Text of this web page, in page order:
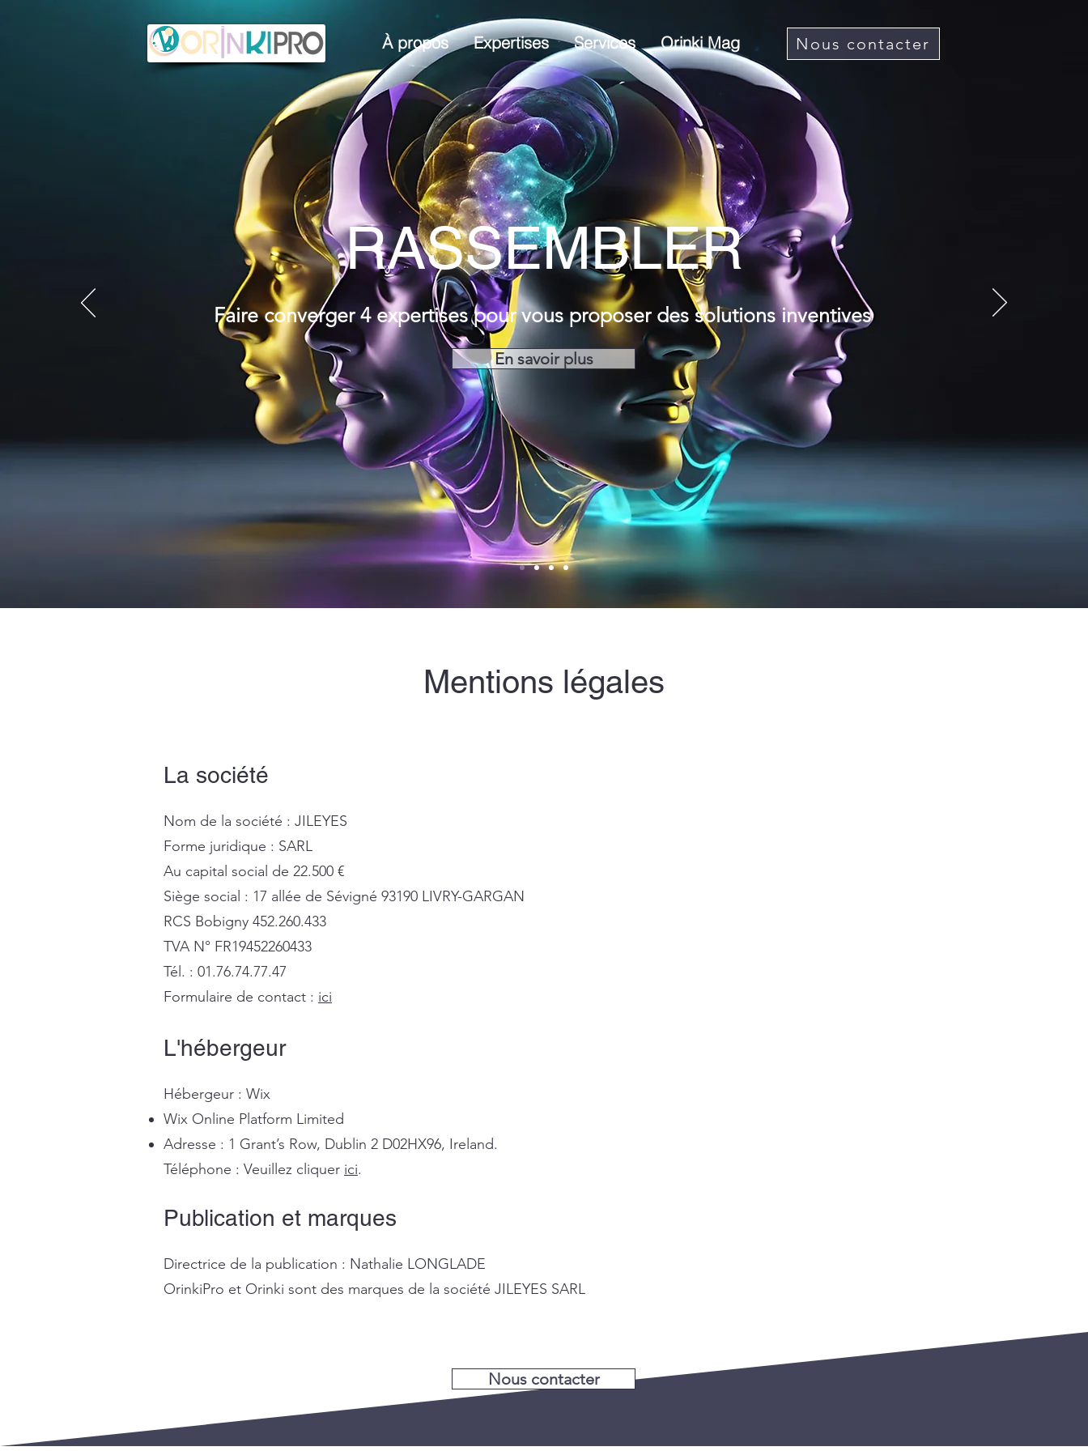
RASSEMBLER
Faire converger 4 expertises pour vous proposer des solutions inventives
En savoir plus
À propos Expertises Services Orinki Mag Nous contacter
Mentions légales
La société
Nom de la société : JILEYES
Forme juridique : SARL
Au capital social de 22.500 €
Siège social : 17 allée de Sévigné 93190 LIVRY-GARGAN
RCS Bobigny 452.260.433
TVA N° FR19452260433
Tél. : 01.76.74.77.47
Formulaire de contact : ici
L'hébergeur
Hébergeur : Wix
Wix Online Platform Limited
Adresse : 1 Grant’s Row, Dublin 2 D02HX96, Ireland.
Téléphone : Veuillez cliquer ici.
Publication et marques
Directrice de la publication : Nathalie LONGLADE
OrinkiPro et Orinki sont des marques de la société JILEYES SARL
Nous contacter